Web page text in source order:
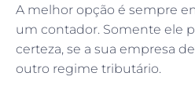
A melhor opção é sempre
um contador. Somente ele
certeza, se a sua empresa
outro regime tributário.